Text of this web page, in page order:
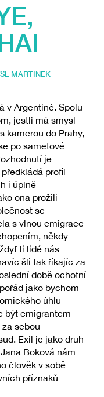
MARTINEK
v Argentině. Spolu
jestli má smysl
kamerou do Prahy,
po sametové
je
profil
i úplně
ona prožili
se
s vlnou emigrace
někdy
ti lidé nás
šli tak říkajíc za
době ochotní
jako bychom
úhlu
být emigrantem
sebou
Exil je jako druh
Boková nám
člověk v sobě
příznaků